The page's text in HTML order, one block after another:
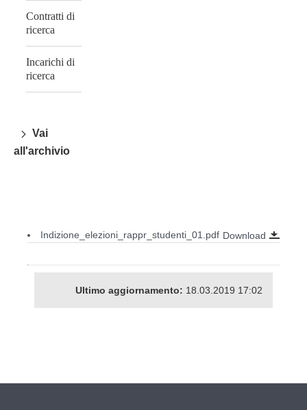
Contratti di
ricerca
Incarichi di
ricerca
Vai
all'archivio
Indizione_elezioni_rappr_studenti_01.pdf Download
Ultimo aggiornamento: 18.03.2019 17:02